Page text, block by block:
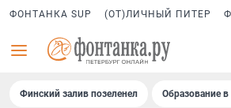
ФОНТАНКА SUP (ОТ)ЛИЧНЫЙ ПИТЕР
Финский залив позеленел Образование в